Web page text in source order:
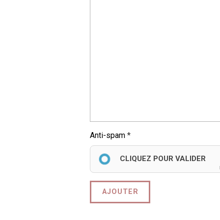
Anti-spam
CLIQUEZ POUR VALIDER
AJOUTER